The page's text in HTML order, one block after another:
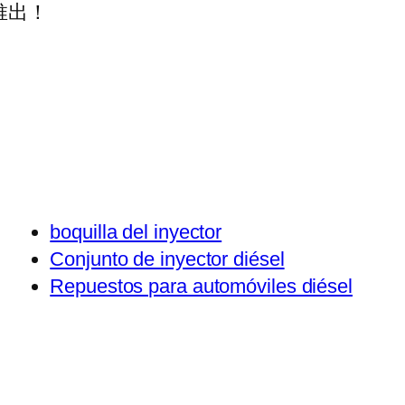
！
boquilla del inyector
Conjunto de inyector diésel
Repuestos para automóviles diésel